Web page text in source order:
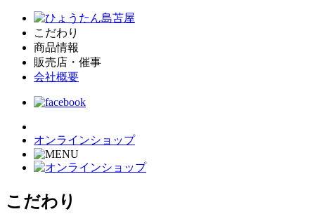
こだわり
商品情報
販売店・催事
会社概要
オンラインショップ
こだわり